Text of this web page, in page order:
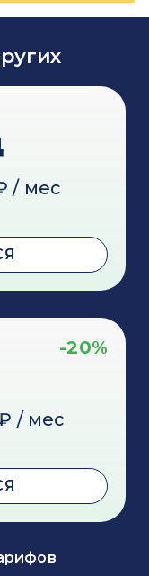
/ мес
-20%
/ мес